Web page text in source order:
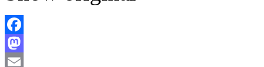
Facebook
Mastodon